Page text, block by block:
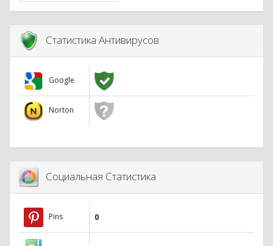
Статистика Антивирусов
Google
Norton
Социальная Статистика
Pins 0